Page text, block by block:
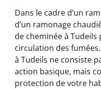
Dans le cadre d’un
d’un ramonage
de cheminée à
circulation des
à Tudeils ne consiste
action basique, mais
protection de votre